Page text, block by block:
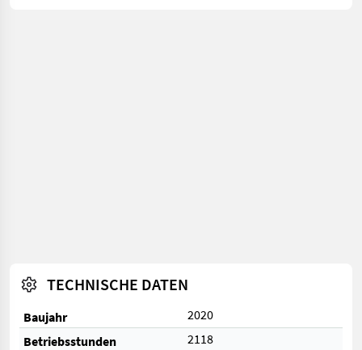
TECHNISCHE DATEN
Baujahr
2020
Betriebsstunden
2118